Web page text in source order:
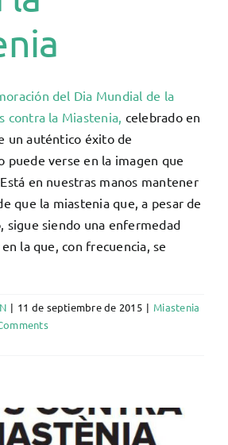
del Dia Mundial de la
contra la Miastenia, celebrado en
un auténtico éxito de
puede verse en la imagen que
en nuestras manos mantener
que la miastenia que, a pesar de
siendo una enfermedad
la que, con frecuencia, se
| 11 de septiembre de 2015 | Miastenia